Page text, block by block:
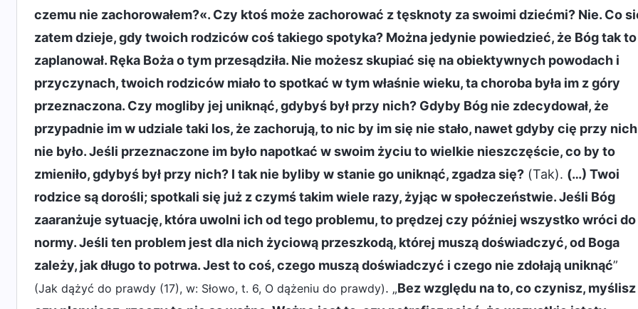
czemu nie zachorowałem?«. Czy ktoś może zachorować z tęsknoty za swoimi dziećmi? Nie. Co
zatem dzieje, gdy twoich rodziców coś takiego spotyka? Można jedynie powiedzieć, że Bóg tak to
zaplanował. Ręka Boża o tym przesądziła. Nie możesz skupiać się na obiektywnych powodach i
przyczynach, twoich rodziców miało to spotkać w tym właśnie wieku, ta choroba była im z góry
przeznaczona. Czy mogliby jej uniknąć, gdybyś był przy nich? Gdyby Bóg nie zdecydował, że
przypadnie im w udziale taki los, że zachorują, to nic by im się nie stało, nawet gdyby cię przy nich
nie było. Jeśli przeznaczone im było napotkać w swoim życiu to wielkie nieszczęście, co by to
zmieniło, gdybyś był przy nich? I tak nie byliby w stanie go uniknąć, zgadza się? (Tak). (…) Twoi
rodzice są dorośli; spotkali się już z czymś takim wiele razy, żyjąc w społeczeństwie. Jeśli Bóg
zaaranżuje sytuację, która uwolni ich od tego problemu, to prędzej czy później wszystko wróci do
normy. Jeśli ten problem jest dla nich życiową przeszkodą, której muszą doświadczyć, od Boga
zależy, jak długo to potrwa. Jest to coś, czego muszą doświadczyć i czego nie zdołają uniknąć”
(Jak dążyć do prawdy (17), w: Słowo, t. 6, O dążeniu do prawdy). „Bez względu na to, co czynisz, myślisz